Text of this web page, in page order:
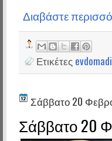
Διαβάστε
Ετικέτες
Σάββατο 20
Σάββατο 20